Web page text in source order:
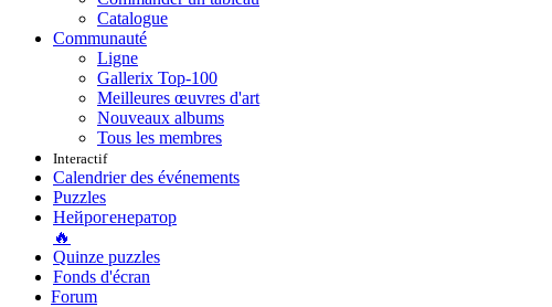
Catalogue
Communauté
Ligne
Gallerix Top-100
Meilleures œuvres d'art
Nouveaux albums
Tous les membres
Interactif
Calendrier des événements
Puzzles
Нейрогенератор
🔥
Quinze puzzles
Fonds d'écran
Forum